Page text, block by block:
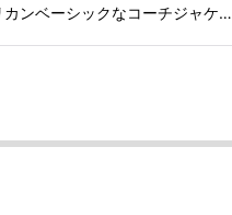
ベーシックなコーチジャケ…